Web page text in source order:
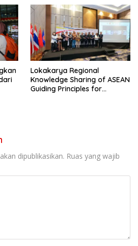
Lokakarya Regional
Knowledge Sharing of ASEAN
Guiding Principles for
dipublikasikan. Ruas yang wajib